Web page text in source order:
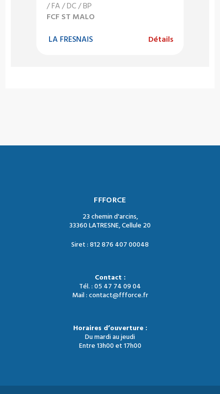
/ FA / DC / BP
FCF ST MALO
LA FRESNAIS Détails
FFFORCE
23 chemin d'arcins,
33360 LATRESNE, Cellule 20
Siret : 812 876 407 00048
Contact :
Tél. : 05 47 74 09 04
Mail : contact@ffforce.fr
Horaires d’ouverture :
Du mardi au jeudi
Entre 13h00 et 17h00